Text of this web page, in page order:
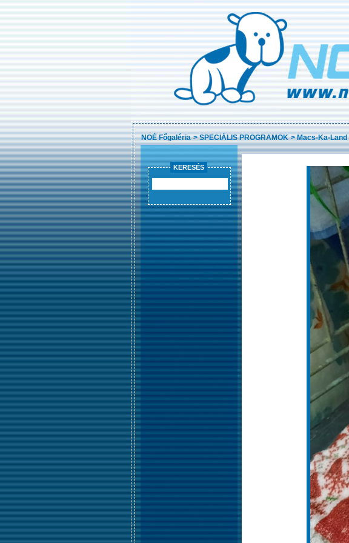
NOÉ Főgaléria >SPECIÁLIS PROGRAMOK >Macs-Ka-Land
KERESÉS